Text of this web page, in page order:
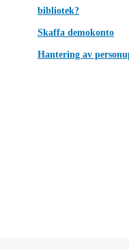
bibliotek?
Skaffa demokonto
Hantering av